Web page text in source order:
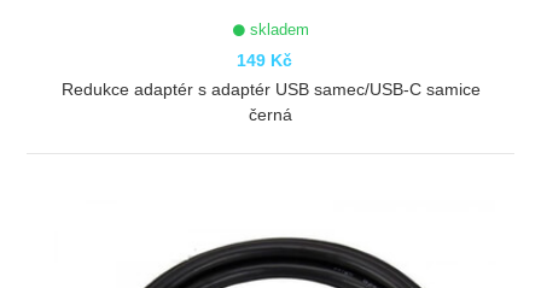
skladem
149 Kč
Redukce adaptér s adaptér USB samec/USB-C samice
černá